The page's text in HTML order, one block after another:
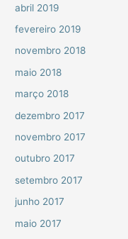
abril 2019
fevereiro 2019
novembro 2018
maio 2018
março 2018
dezembro 2017
novembro 2017
outubro 2017
setembro 2017
junho 2017
maio 2017